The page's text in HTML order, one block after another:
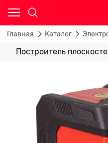
Главная Каталог
Построитель